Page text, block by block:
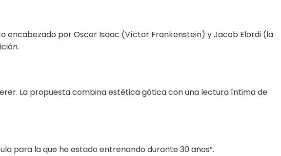
encabezado por Oscar Isaac (Víctor Frankenstein) y Jacob Elordi (la
La propuesta combina estética gótica con una lectura íntima de
para la que he estado entrenando durante 30 años”.